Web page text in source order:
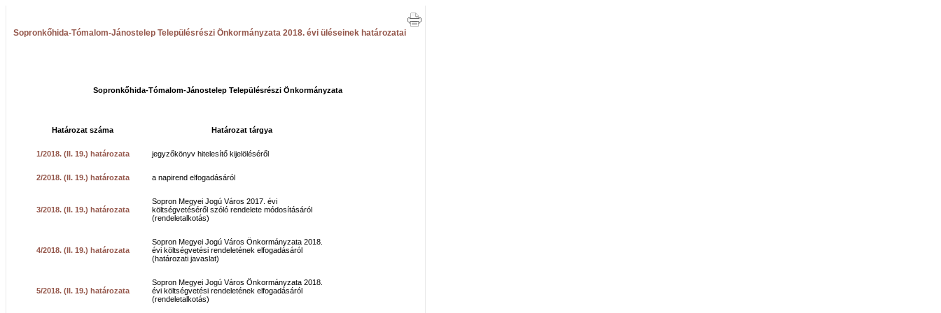
Sopronkőhida-Tómalom-Jánostelep Településrészi Önkormányzata 2018. évi üléseinek határozatai
Sopronkőhida-Tómalom-Jánostelep Településrészi Önkormányzata
Határozat száma Határozat tárgya
1/2018. (II. 19.) határozata jegyzőkönyv hitelesítő kijelöléséről
2/2018. (II. 19.) határozata a napirend elfogadásáról
3/2018. (II. 19.) határozata
Sopron Megyei Jogú Város 2017. évi
költségvetéséről szóló rendelete módosításáról
(rendeletalkotás)
4/2018. (II. 19.) határozata
Sopron Megyei Jogú Város Önkormányzata 2018.
évi költségvetési rendeletének elfogadásáról
(határozati javaslat)
5/2018. (II. 19.) határozata
Sopron Megyei Jogú Város Önkormányzata 2018.
évi költségvetési rendeletének elfogadásáról
(rendeletalkotás)